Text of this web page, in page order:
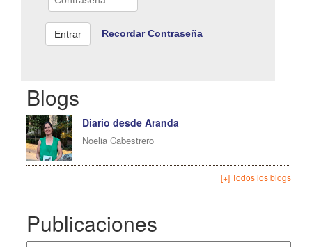
Recordar Contraseña
Blogs
Diario desde Aranda
Noelia Cabestrero
[+] Todos los blogs
Publicaciones